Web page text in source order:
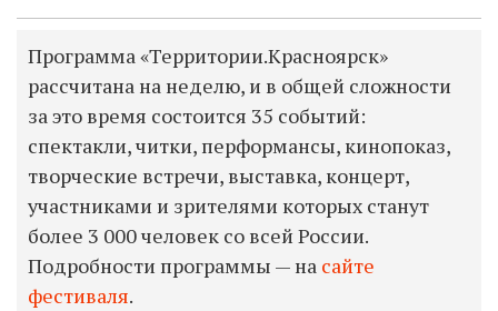
Программа «Территории.Красноярск»
рассчитана на неделю, и в общей сложности
за это время состоится 35 событий:
спектакли, читки, перформансы, кинопоказ,
творческие встречи, выставка, концерт,
участниками и зрителями которых станут
более 3 000 человек со всей России.
Подробности программы — на сайте
фестиваля.